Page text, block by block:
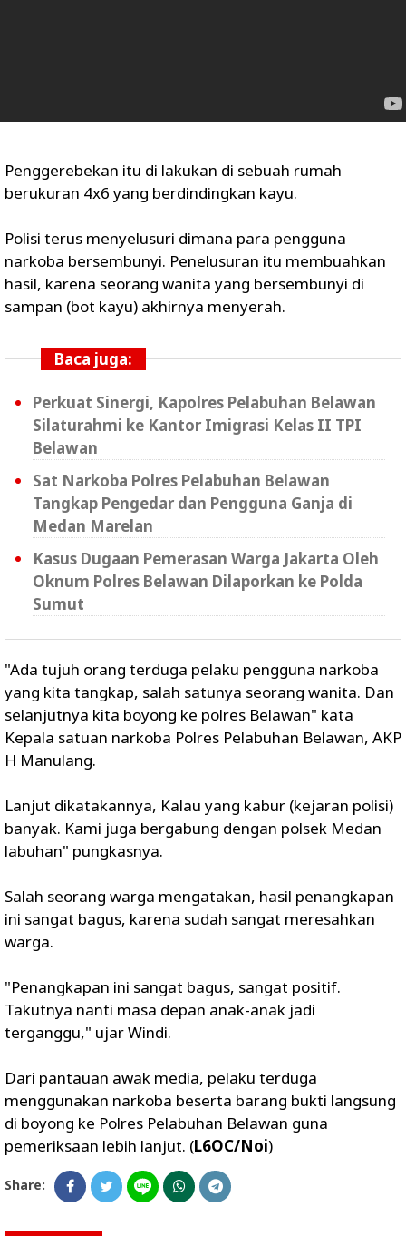
Penggerebekan itu di lakukan di sebuah rumah
berukuran 4x6 yang berdindingkan kayu.
Polisi terus menyelusuri dimana para pengguna
narkoba bersembunyi. Penelusuran itu membuahkan
hasil, karena seorang wanita yang bersembunyi di
sampan (bot kayu) akhirnya menyerah.
Baca juga:
Perkuat Sinergi, Kapolres Pelabuhan Belawan
Silaturahmi ke Kantor Imigrasi Kelas II TPI
Belawan
Sat Narkoba Polres Pelabuhan Belawan
Tangkap Pengedar dan Pengguna Ganja di
Medan Marelan
Kasus Dugaan Pemerasan Warga Jakarta Oleh
Oknum Polres Belawan Dilaporkan ke Polda
Sumut
"Ada tujuh orang terduga pelaku pengguna narkoba
yang kita tangkap, salah satunya seorang wanita. Dan
selanjutnya kita boyong ke polres Belawan" kata
Kepala satuan narkoba Polres Pelabuhan Belawan, AKP
H Manulang.
Lanjut dikatakannya, Kalau yang kabur (kejaran polisi)
banyak. Kami juga bergabung dengan polsek Medan
labuhan" pungkasnya.
Salah seorang warga mengatakan, hasil penangkapan
ini sangat bagus, karena sudah sangat meresahkan
warga.
"Penangkapan ini sangat bagus, sangat positif.
Takutnya nanti masa depan anak-anak jadi
terganggu," ujar Windi.
Dari pantauan awak media, pelaku terduga
menggunakan narkoba beserta barang bukti langsung
di boyong ke Polres Pelabuhan Belawan guna
pemeriksaan lebih lanjut. (L6OC/Noi)
Share: